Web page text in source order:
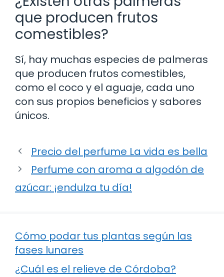
que producen frutos
comestibles?
Sí, hay muchas especies de palmeras
que producen frutos comestibles,
como el coco y el aguaje, cada uno
con sus propios beneficios y sabores
únicos.
Precio del perfume La vida es bella
Perfume con aroma a algodón de
azúcar: ¡endulza tu día!
Cómo podar tus plantas según las
fases lunares
¿Cuál es el relieve de Córdoba?